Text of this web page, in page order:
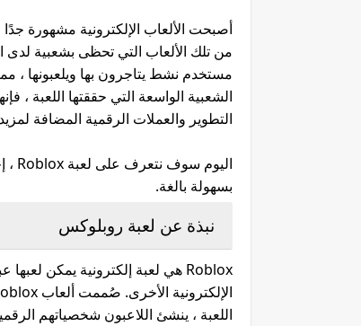
مستخدم نشط يتاجرون بها ويلعبونها ،
الشعبية الواسعة التي حققتها اللعبة ،
التطوير والعملات الرقمية المضافة
بسهولة بالغة.
نبذة عن لعبة روبلوكس
اللعبة ، ينشئ اللاعبون شخصياتهم